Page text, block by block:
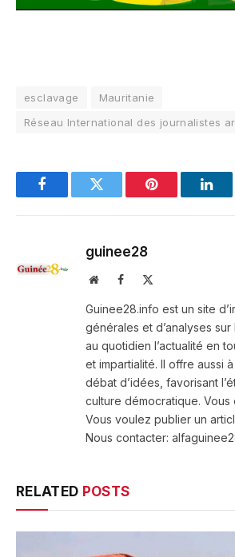
esclavage
Mauritanie
Réseau International des journalistes
FacebookTwitter Pinterest
guinee28
WebsiteFacebook
Guinee28.info est un site
générales et d’analyses
au quotidien l’actualité en
et impartialité. Il offre aussi
débat d’idées, favorisant
culture démocratique. Vous
Vous voulez publier un
Nous contacter:
RELATED POSTS